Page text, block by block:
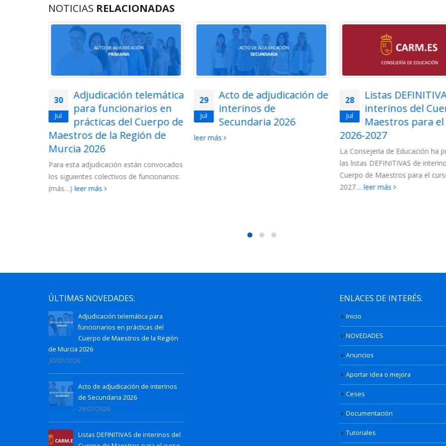
NOTICIAS RELACIONADAS
29
Jul
Acto de adjudicación de
interinos de
Secundaria 2026
leer más
28
Jul
Listas DEFINITIVAS de
interinos del Cuerpo de
Maestros para el curso
2026-2027
27
Jul
Adjudicación
para
Cuerpo de
la Región de Murcia
Para esta adjudicación están
los siguientes colectivos de
(más…) leer más
ÚLTIMAS NOVEDADES:
Adjudicación telemática para
funcionarios en prácticas del
Cuerpo de Maestros de la Región
de Murcia 2026
30/07/2026
Acto de adjudicación de interinos
de Secundaria 2026
29/07/2026
Listas DEFINITIVAS de interinos del
ENLACES DE INTERÉS:
Inicio
NOVEDADES
Anuncios
Aportar idea o mejora
Ceses
Documentación
Tutoriales